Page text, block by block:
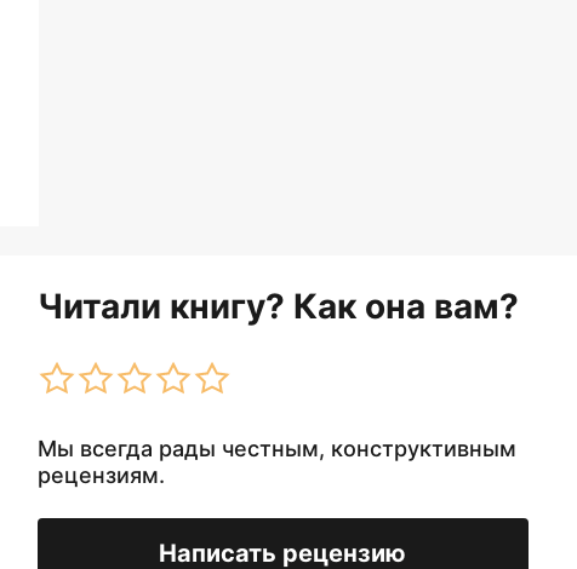
Читали книгу? Как она вам?
Мы всегда рады честным, конструктивным
рецензиям.
Написать рецензию